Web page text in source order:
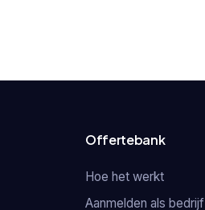
Offertebank
Hoe het werkt
Aanmelden als bedrijf